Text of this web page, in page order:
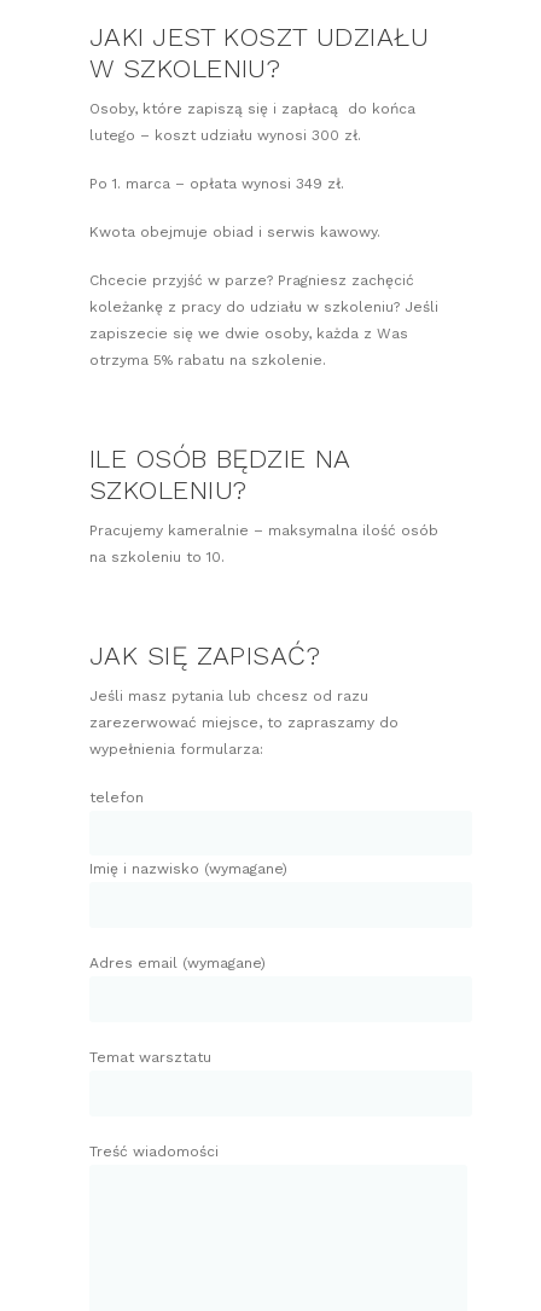
JAKI JEST KOSZT UDZIAŁU
W SZKOLENIU?
Osoby, które zapiszą się i zapłacą do końca
lutego – koszt udziału wynosi 300 zł.
Po 1. marca – opłata wynosi 349 zł.
Kwota obejmuje obiad i serwis kawowy.
Chcecie przyjść w parze? Pragniesz zachęcić
koleżankę z pracy do udziału w szkoleniu? Jeśli
zapiszecie się we dwie osoby, każda z Was
otrzyma 5% rabatu na szkolenie.
ILE OSÓB BĘDZIE NA
SZKOLENIU?
Pracujemy kameralnie – maksymalna ilość osób
na szkoleniu to 10.
JAK SIĘ ZAPISAĆ?
Jeśli masz pytania lub chcesz od razu
zarezerwować miejsce, to zapraszamy do
wypełnienia formularza:
telefon
Imię i nazwisko (wymagane)
Adres email (wymagane)
Temat warsztatu
Treść wiadomości